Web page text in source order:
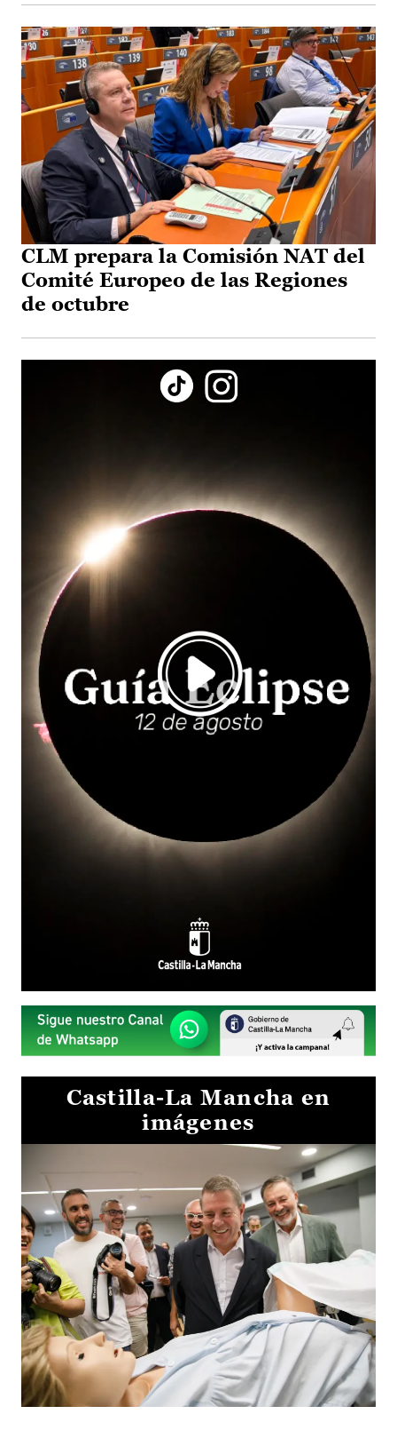
CLM prepara la Comisión NAT del
Comité Europeo de las Regiones
de octubre
Castilla-La Mancha en
imágenes